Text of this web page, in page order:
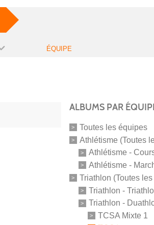
ÉQUIPE
ALBUMS PAR
Toutes les équipes
Athlétisme (Toutes
Athlétisme -
Athlétisme -
Triathlon (Toutes
Triathlon -
Triathlon -
TCSA Mixte 1